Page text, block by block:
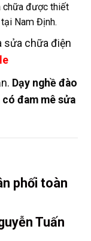
chữa được thiết
Nam Định.
sửa chữa điện
Dạy nghề đào
đam mê sửa
phối toàn
Tuấn